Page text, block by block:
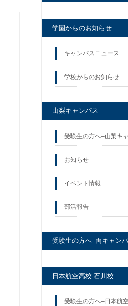
学園からのお知らせ
キャンパスニュース
学校からのお知らせ
山梨キャンパス
受験生の方へ–山梨キ
お知らせ
イベント情報
部活報告
受験生の方へ–両キャン
日本航空高校 石川校
受験生の方へ–日本航